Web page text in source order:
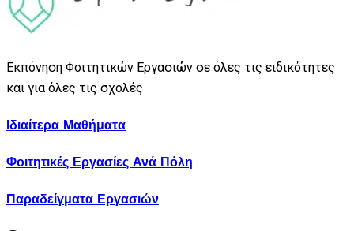
Εκπόνηση Φοιτητικών Εργασιών σε όλες τις ειδικότητες
και για όλες τις σχολές
Ιδιαίτερα Μαθήματα
Φοιτητικές Εργασίες Ανά Πόλη
Παραδείγματα Εργασιών